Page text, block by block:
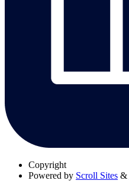
Copyright
Powered by Scroll Sites &